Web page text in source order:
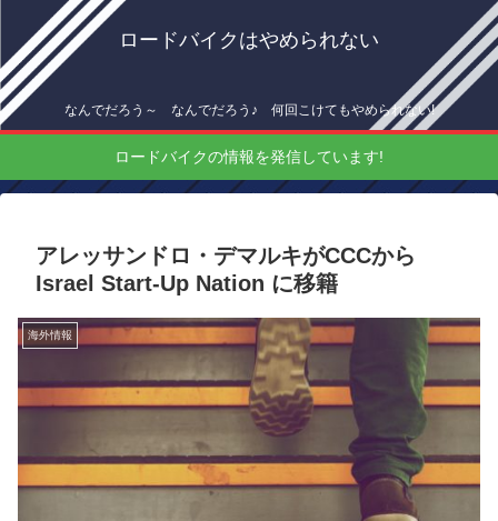
ロードバイクはやめられない
なんでだろう～ なんでだろう♪ 何回こけてもやめられない!
ロードバイクの情報を発信しています!
アレッサンドロ・デマルキがCCCから
Israel Start-Up Nation に移籍
海外情報